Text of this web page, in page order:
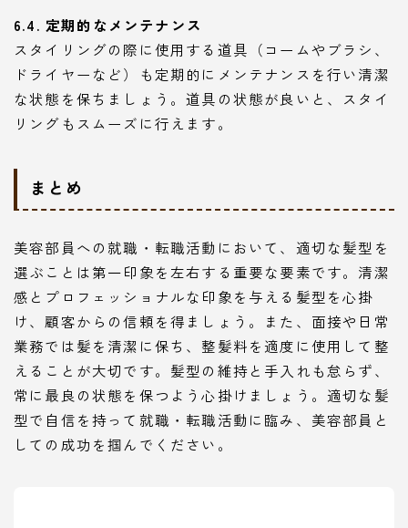
6.4. 定期的なメンテナンス
スタイリングの際に使用する道具（コームやブラシ、
ドライヤーなど）も定期的にメンテナンスを行い清潔
な状態を保ちましょう。道具の状態が良いと、スタイ
リングもスムーズに行えます。
まとめ
美容部員への就職・転職活動において、適切な髪型を
選ぶことは第一印象を左右する重要な要素です。清潔
感とプロフェッショナルな印象を与える髪型を心掛
け、顧客からの信頼を得ましょう。また、面接や日常
業務では髪を清潔に保ち、整髪料を適度に使用して整
えることが大切です。髪型の維持と手入れも怠らず、
常に最良の状態を保つよう心掛けましょう。適切な髪
型で自信を持って就職・転職活動に臨み、美容部員と
しての成功を掴んでください。